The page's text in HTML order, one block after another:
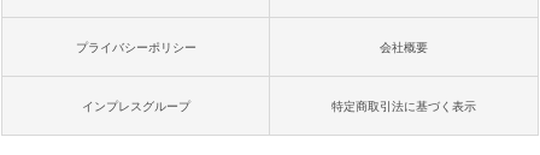
プライバシーポリシー 会社概要
インプレスグループ 特定商取引法に基づく表示